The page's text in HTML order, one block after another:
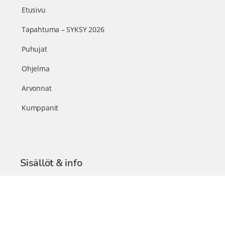
Etusivu
Tapahtuma – SYKSY 2026
Puhujat
Ohjelma
Arvonnat
Kumppanit
Sisällöt & info